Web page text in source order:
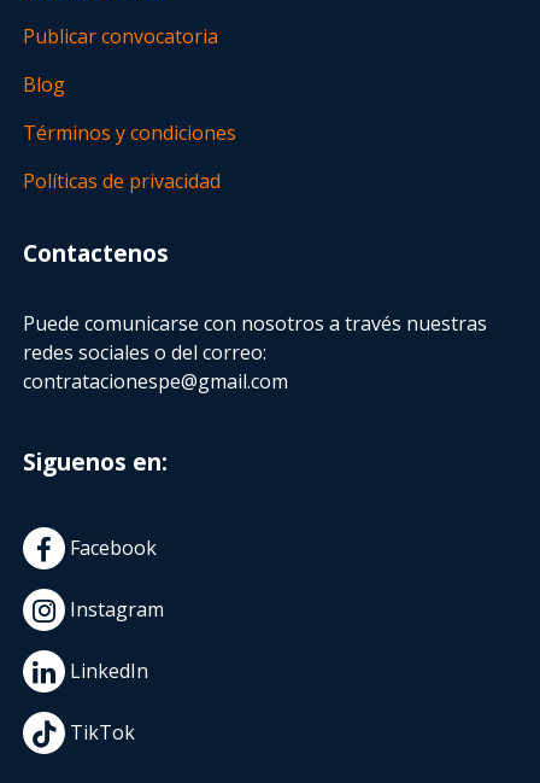
Publicar convocatoria
Blog
Términos y condiciones
Políticas de privacidad
Contactenos
Puede comunicarse con nosotros a través nuestras
redes sociales o del correo:
contratacionespe@gmail.com
Siguenos en:
Facebook
Instagram
LinkedIn
TikTok